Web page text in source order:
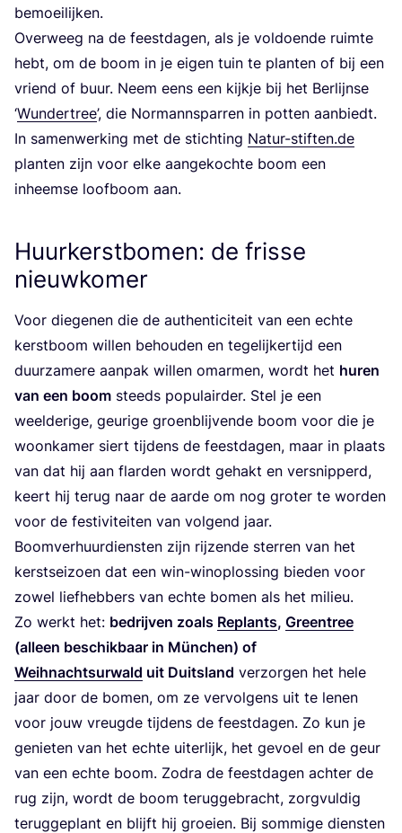
bemoeilijken.
Over­weeg na de feest­da­gen, als je vol­doen­de ruim­te
hebt, om de boom in je eigen tuin te plan­ten of bij een
vriend of buur. Neem eens een kijk­je bij het Ber­lijn­se
‘Wun­der­tree’, die Nor­man­n­spar­ren in pot­ten aan­biedt.
In samen­wer­king met de stich­ting Natur​-stif​ten​.de
plan­ten zijn voor elke aan­ge­koch­te boom een
inheem­se loof­boom aan.
Huurkerstbomen: de frisse
nieuwkomer
Voor die­ge­nen die de authen­ti­ci­teit van een ech­te
kerst­boom wil­len behou­den en tege­lij­ker­tijd een
duur­za­me­re aan­pak wil­len omar­men, wordt het huren
van een boom steeds popu­lair­der. Stel je een
weel­de­ri­ge, geu­ri­ge groen­blij­ven­de boom voor die je
woon­ka­mer siert tij­dens de feest­da­gen, maar in plaats
van dat hij aan flar­den wordt gehakt en ver­snip­perd,
keert hij terug naar de aar­de om nog gro­ter te wor­den
voor de fes­ti­vi­tei­ten van vol­gend jaar.
Boom­ver­huur­dien­sten zijn rij­zen­de ster­ren van het
kerst­sei­zoen dat een win-winop­los­sing bie­den voor
zowel lief­heb­bers van ech­te bomen als het milieu.
Zo werkt het: bedrij­ven zoals Replants, Green­tree
(alleen beschik­baar in Mün­chen) of
Wei­hnachts­ur­wald uit Duits­land ver­zor­gen het hele
jaar door de bomen, om ze ver­vol­gens uit te lenen
voor jouw vreug­de tij­dens de feest­da­gen. Zo kun je
genie­ten van het ech­te uiter­lijk, het gevoel en de geur
van een ech­te boom. Zodra de feest­da­gen ach­ter de
rug zijn, wordt de boom terug­ge­bracht, zorg­vul­dig
terug­ge­plant en blijft hij groei­en. Bij som­mi­ge dien­sten